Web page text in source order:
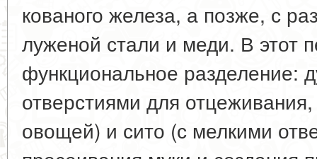
кованого железа, а позже, с
луженой стали и меди. В этот
функциональное разделение:
отверстиями для
овощей) и сито (с мелкими